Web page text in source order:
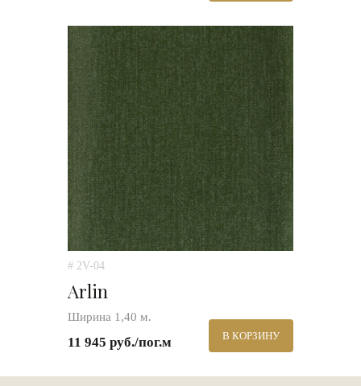
# 2V-04
Arlin
Ширина 1,40 м.
11 945 руб./пог.м В КОРЗИНУ